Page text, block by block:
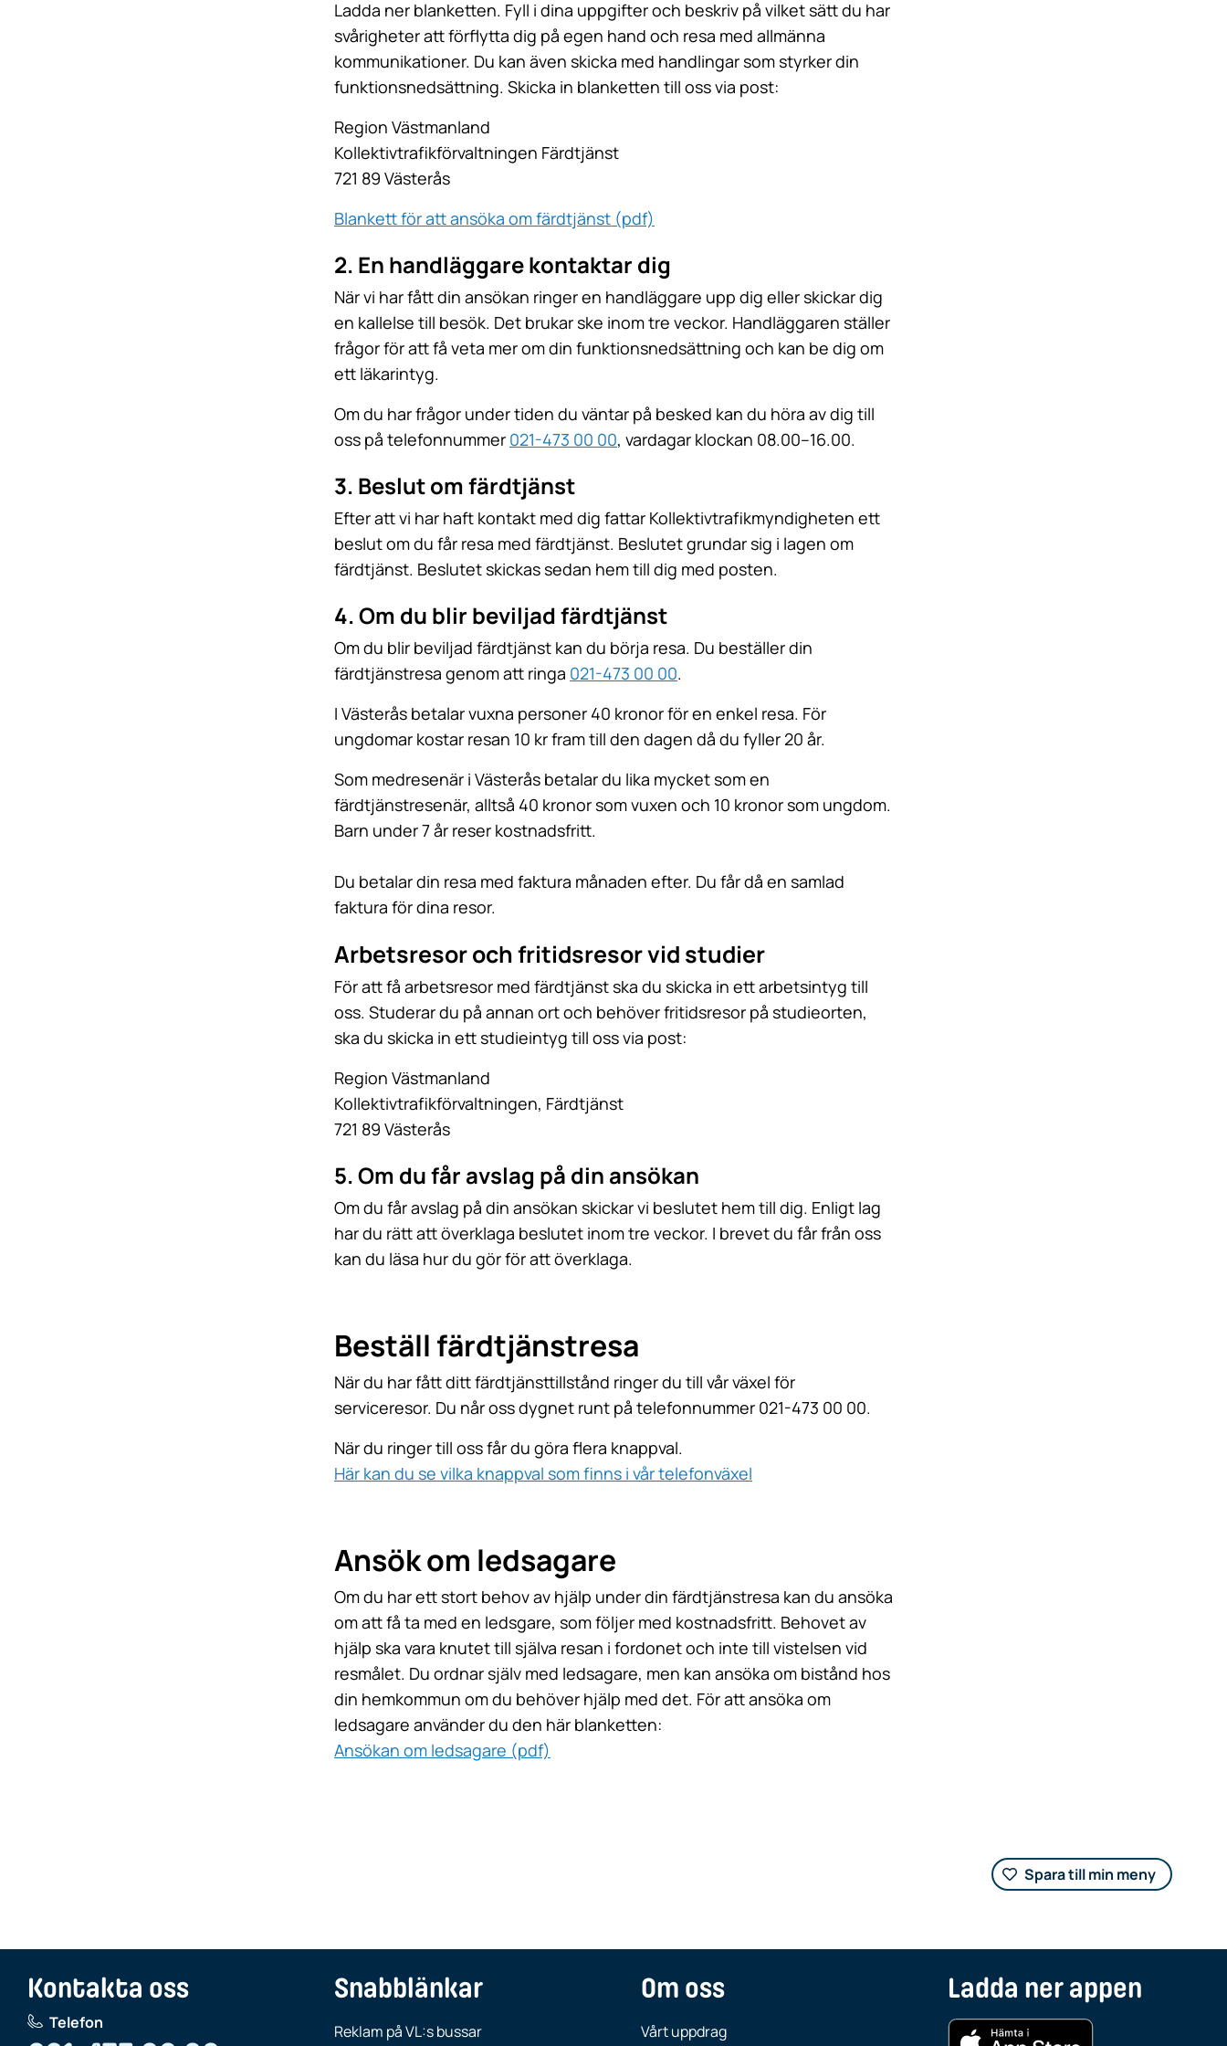
Ladda ner blanketten. Fyll i dina uppgifter och beskriv på vilket sätt du har
svårigheter att förflytta dig på egen hand och resa med allmänna
kommunikationer. Du kan även skicka med handlingar som styrker din
funktionsnedsättning. Skicka in blanketten till oss via post:
Region Västmanland
Kollektivtrafikförvaltningen Färdtjänst
721 89 Västerås
Blankett för att ansöka om färdtjänst (pdf)
2. En handläggare kontaktar dig
När vi har fått din ansökan ringer en handläggare upp dig eller skickar dig
en kallelse till besök. Det brukar ske inom tre veckor. Handläggaren ställer
frågor för att få veta mer om din funktionsnedsättning och kan be dig om
ett läkarintyg.
Om du har frågor under tiden du väntar på besked kan du höra av dig till
oss på telefonnummer 021-473 00 00, vardagar klockan 08.00–16.00.
3. Beslut om färdtjänst
Efter att vi har haft kontakt med dig fattar Kollektivtrafikmyndigheten ett
beslut om du får resa med färdtjänst. Beslutet grundar sig i lagen om
färdtjänst. Beslutet skickas sedan hem till dig med posten.
4. Om du blir beviljad färdtjänst
Om du blir beviljad färdtjänst kan du börja resa. Du beställer din
färdtjänstresa genom att ringa 021-473 00 00.
I Västerås betalar vuxna personer 40 kronor för en enkel resa. För
ungdomar kostar resan 10 kr fram till den dagen då du fyller 20 år.
Som medresenär i Västerås betalar du lika mycket som en
färdtjänstresenär, alltså 40 kronor som vuxen och 10 kronor som ungdom.
Barn under 7 år reser kostnadsfritt.
Du betalar din resa med faktura månaden efter. Du får då en samlad
faktura för dina resor.
Arbetsresor och fritidsresor vid studier
För att få arbetsresor med färdtjänst ska du skicka in ett arbetsintyg till
oss. Studerar du på annan ort och behöver fritidsresor på studieorten,
ska du skicka in ett studieintyg till oss via post:
Region Västmanland
Kollektivtrafikförvaltningen, Färdtjänst
721 89 Västerås
5. Om du får avslag på din ansökan
Om du får avslag på din ansökan skickar vi beslutet hem till dig. Enligt lag
har du rätt att överklaga beslutet inom tre veckor. I brevet du får från oss
kan du läsa hur du gör för att överklaga.
Beställ färdtjänstresa
När du har fått ditt färdtjänsttillstånd ringer du till vår växel för
serviceresor. Du når oss dygnet runt på telefonnummer 021-473 00 00.
När du ringer till oss får du göra flera knappval.
Här kan du se vilka knappval som finns i vår telefonväxel
Ansök om ledsagare
Om du har ett stort behov av hjälp under din färdtjänstresa kan du ansöka
om att få ta med en ledsgare, som följer med kostnadsfritt. Behovet av
hjälp ska vara knutet till själva resan i fordonet och inte till vistelsen vid
resmålet. Du ordnar själv med ledsagare, men kan ansöka om bistånd hos
din hemkommun om du behöver hjälp med det. För att ansöka om
ledsagare använder du den här blanketten:
Ansökan om ledsagare (pdf)
Spara till min meny
Kontakta oss
Telefon
Snabblänkar
Reklam på VL:s bussar
Om oss
Vårt uppdrag
Ladda ner appen